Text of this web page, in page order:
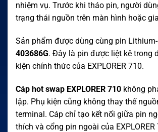
nhiệm vụ. Trước khi tháo pin, người
trạng thái nguồn trên màn hình hoặc
Sản phẩm được dùng cùng pin
403686G. Đây là pin được liệt kê trong
kiện chính thức của EXPLORER 710.
Cáp hot swap EXPLORER 710 không
lập. Phụ kiện cũng không thay thế
terminal. Cáp chỉ tạo kết nối giữa pin
thích và cổng pin ngoài của EXPLORER